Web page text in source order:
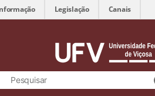
Legislação Canais